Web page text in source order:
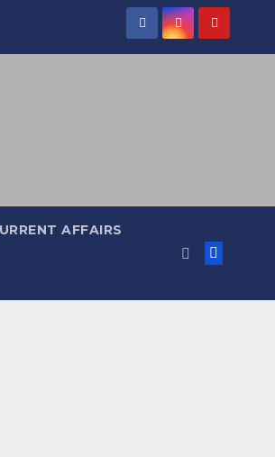
AFFAIRS